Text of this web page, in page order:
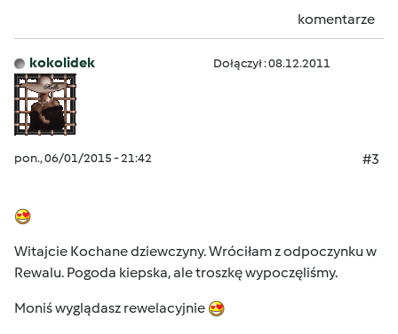
komentarze
kokolidek Dołączył : 08.12.2011
pon., 06/01/2015 - 21:42 #3
Witajcie Kochane dziewczyny. Wróciłam z odpoczynku w
Rewalu. Pogoda kiepska, ale troszkę wypoczęliśmy.
Moniś wyglądasz rewelacyjnie